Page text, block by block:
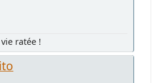
vie ratée !